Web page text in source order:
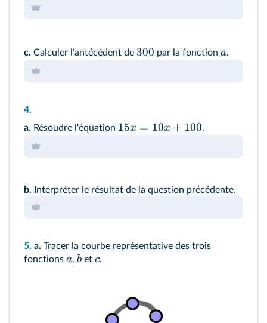
c. Calculer l'antécédent de 300 par la fonction a.
4.
a. Résoudre l'équation 15x = 10x + 100.
b. Interpréter le résultat de la question précédente.
5. a. Tracer la courbe représentative des trois
fonctions a, b et c.